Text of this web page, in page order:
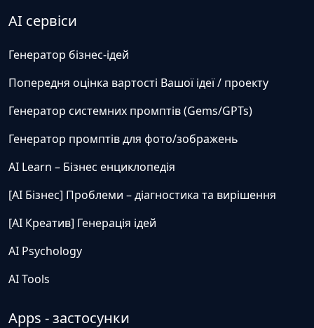
AI сервіси
Генератор бізнес-ідей
Попередня оцінка вартості Вашої ідеї / проекту
Генератор системних промптів (Gems/GPTs)
Генератор промптів для фото/зображень
AI Learn – Бізнес енциклопедія
[AI Бізнес] Проблеми – діагностика та вирішення
[AI Креатив] Генерація ідей
AI Psychology
AI Tools
Apps - застосунки